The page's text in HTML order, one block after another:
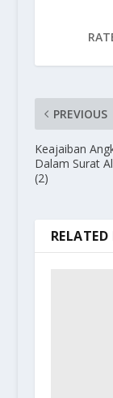
PREVIOUS
Keajaiban
Dalam Surat
(2)